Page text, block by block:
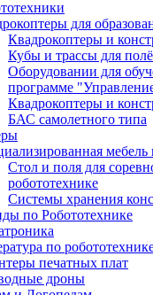
для
Квадрокоптеры и
Кубы и трассы для
Оборудовании для
программе
Квадрокоптеры и
БАС самолетного типа
мебель
Стол и поля для
робототехнике
Системы хранения
по Робототехнике
по
печатных плат
дроны